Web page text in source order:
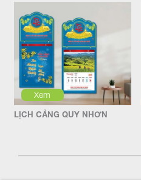
Xem
LỊCH CẢNG QUY NHƠN